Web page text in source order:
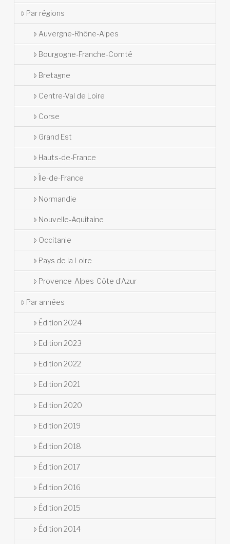
Par régions
Auvergne-Rhône-Alpes
Bourgogne-Franche-Comté
Bretagne
Centre-Val de Loire
Corse
Grand Est
Hauts-de-France
Île-de-France
Normandie
Nouvelle-Aquitaine
Occitanie
Pays de la Loire
Provence-Alpes-Côte d’Azur
Par années
Édition 2024
Edition 2023
Edition 2022
Edition 2021
Edition 2020
Edition 2019
Édition 2018
Édition 2017
Édition 2016
Édition 2015
Édition 2014